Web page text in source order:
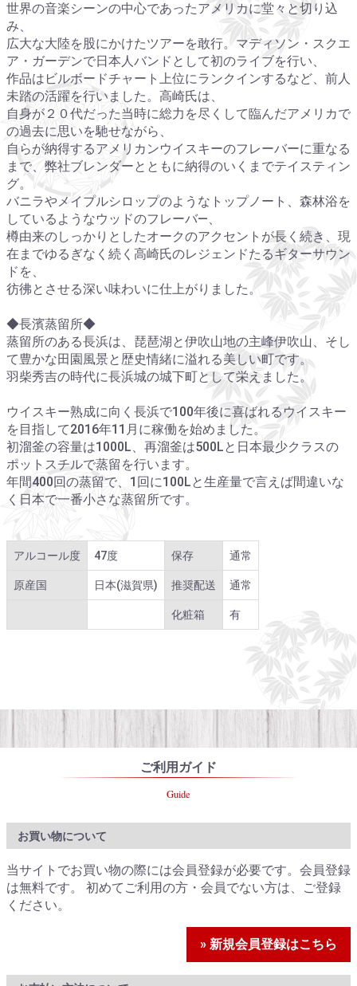
世界の音楽シーンの中心であったアメリカに堂々と切り込
み、
広大な大陸を股にかけたツアーを敢行。マディソン・スクエ
ア・ガーデンで日本人バンドとして初のライブを行い、
作品はビルボードチャート上位にランクインするなど、前人
未踏の活躍を行いました。高崎氏は、
自身が２０代だった当時に総力を尽くして臨んだアメリカで
の過去に思いを馳せながら、
自らが納得するアメリカンウイスキーのフレーバーに重なる
まで、弊社ブレンダーとともに納得のいくまでテイスティン
グ。
バニラやメイプルシロップのようなトップノート、森林浴を
しているようなウッドのフレーバ―、
樽由来のしっかりとしたオークのアクセントが長く続き、現
在までゆるぎなく続く高崎氏のレジェンドたるギターサウン
ドを、
彷彿とさせる深い味わいに仕上がりました。
◆長濱蒸留所◆
蒸留所のある長浜は、琵琶湖と伊吹山地の主峰伊吹山、そし
て豊かな田園風景と歴史情緒に溢れる美しい町です。
羽柴秀吉の時代に長浜城の城下町として栄えました。
ウイスキー熟成に向く長浜で100年後に喜ばれるウイスキー
を目指して2016年11月に稼働を始めました。
初溜釜の容量は1000L、再溜釜は500Lと日本最少クラスの
ポットスチルで蒸留を行います。
年間400回の蒸留で、1回に100Lと生産量で言えば間違いな
く日本で一番小さな蒸留所です。
アルコール度 47度 保存 通常
原産国 日本(滋賀県) 推奨配送 通常
化粧箱 有
ご利用ガイド
Guide
お買い物について
当サイトでお買い物の際には会員登録が必要です。会員登録
は無料です。 初めてご利用の方・会員でない方は、ご登録
ください。
» 新規会員登録はこちら